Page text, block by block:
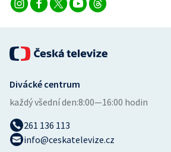
Veslování
Vodní slalom
Volejbal
Ostatní
Divácké centrum
každý všední den:8:00—16:00 hodin
261 136 113
info@ceskatelevize.cz